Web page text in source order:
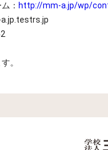
： http://mm-a.jp/wp/
。